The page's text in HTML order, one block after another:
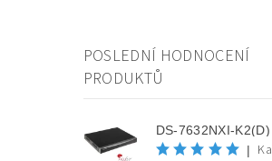
POSLEDNÍ HODNOCENÍ
PRODUKTŮ
|